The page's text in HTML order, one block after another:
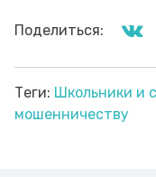
Поделиться:
Теги: Школьники и
мошенничеству